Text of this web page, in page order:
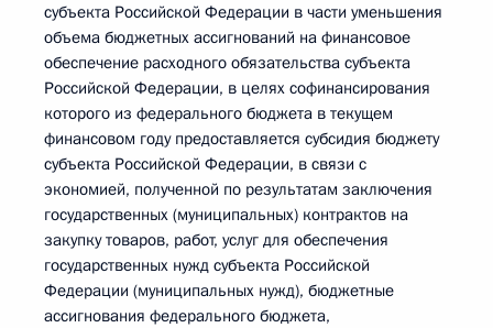
субъекта Российской Федерации в части уменьшения
объема бюджетных ассигнований на финансовое
обеспечение расходного обязательства субъекта
Российской Федерации, в целях софинансирования
которого из федерального бюджета в текущем
финансовом году предоставляется субсидия бюджету
субъекта Российской Федерации, в связи с
экономией, полученной по результатам заключения
государственных (муниципальных) контрактов на
закупку товаров, работ, услуг для обеспечения
государственных нужд субъекта Российской
Федерации (муниципальных нужд), бюджетные
ассигнования федерального бюджета,